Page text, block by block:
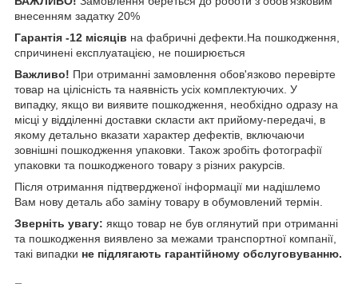
внесенням задатку 20%
Гарантія -12 місяців на фабричні дефекти.На пошкодження,
спричинені експлуатацією, не поширюється
Важливо! При отриманні замовлення обов'язково перевірте
товар на цілісність та наявність усіх комплектуючих. У
випадку, якщо ви виявите пошкодження, необхідно одразу на
місці у відділенні доставки скласти акт прийому-передачі, в
якому детально вказати характер дефектів, включаючи
зовнішні пошкодження упаковки. Також зробіть фотографії
упаковки та пошкодженого товару з різних ракурсів.
Після отримання підтвердженої інформації ми надішлемо
Вам нову деталь або заміну товару в обумовлений термін.
Зверніть увагу: якщо товар не був оглянутий при отриманні
та пошкодження виявлено за межами транспортної компанії,
такі випадки не підлягають гарантійному обслуговуванню.